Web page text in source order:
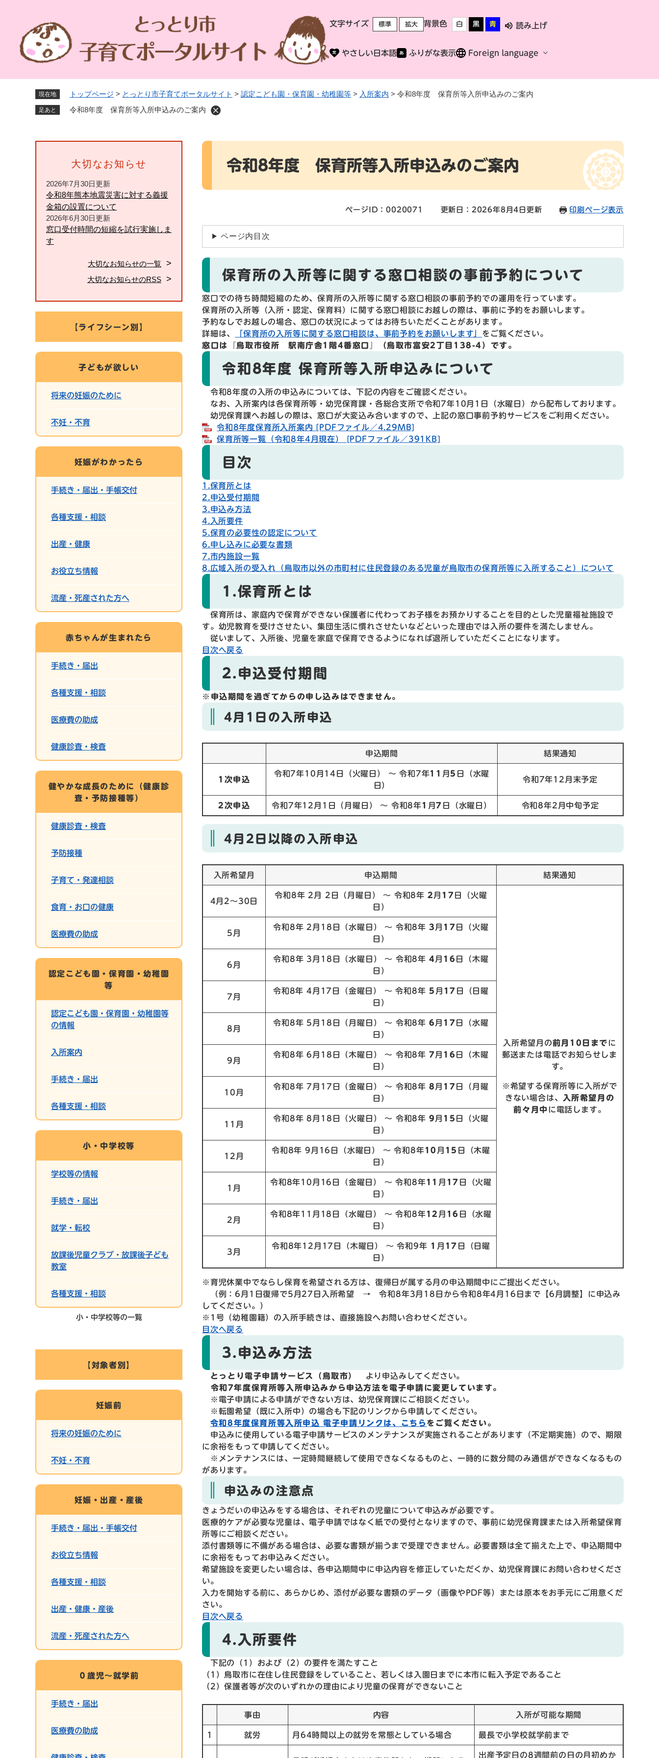
文字サイズ 標準 拡大 背景色 白 黒 青 読み上げ
やさしい日本語 ふりがな表示 Foreign language
現在地 トップページ > とっとり市子育てポータルサイト > 認定こども園・保育園・幼稚園等 > 入所案内 > 令和8年度 保育所等入所申込みのご案内
足あと 令和8年度 保育所等入所申込みのご案内
本
令和8年度 保育所等入所申込みのご案内
ページID：0020071 更新日：2026年8月4日更新 印刷ページ表示
ページ内目次
保育所の入所等に関する窓口相談の事前予約について
窓口での待ち時間短縮のため、保育所の入所等に関する窓口相談の事前予約での運用を行っています。
保育所の入所等（入所・認定、保育料）に関する窓口相談にお越しの際は、事前に予約をお願いします。
予約なしでお越しの場合、窓口の状況によってはお待ちいただくことがあります。
詳細は、
「保育所の入所等に関する窓口相談は、事前予約をお願いします」 をご覧ください。
窓口は『鳥取市役所 駅南庁舎1階4番窓口』（鳥取市富安2丁目138-4）です。
令和8年度 保育所等入所申込みについて
令和8年度の入所の申込みについては、下記の内容をご確認ください。
なお、入所案内は各保育所等・幼児保育課・各総合支所で令和7年10月1日（水曜日）から配布しております。
幼児保育課へお越しの際は、窓口が大変込み合いますので、上記の窓口事前予約サービスをご利用ください。
令和8年度保育所入所案内 [PDFファイル／4.29MB]
保育所等一覧（令和8年4月現在） [PDFファイル／391KB]
目次
1.保育所とは
2.申込受付期間
3.申込み方法
4.入所要件
5.保育の必要性の認定について
6.申し込みに必要な書類
7.市内施設一覧
8.広域入所の受入れ（鳥取市以外の市町村に住民登録のある児童が鳥取市の保育所等に入所すること）について
1.保育所とは
保育所は、家庭内で保育ができない保護者に代わってお子様をお預かりすることを目的とした児童福祉施設で
す。幼児教育を受けさせたい、集団生活に慣れさせたいなどといった理由では入所の要件を満たしません。
従いまして、入所後、児童を家庭で保育できるようになれば退所していただくことになります。
目次へ戻る
2.申込受付期間
※申込期間を過ぎてからの申し込みはできません。
4月1日の入所申込
申込期間 結果通知
1次申込
令和7年10月14日（火曜日） ～ 令和7年11 月 5 日（水曜
日）
令和7年12月末予定
2次申込 令和7年12月1日（月曜日） ～ 令和8年1 月7 日（水曜日） 令和8年2月中旬予定
4月2日以降の入所申込
入所希望月 申込期間 結果通知
4月2～30日
令和8年 2月 2日（月曜日） ～ 令和8年 2 月 17 日（火曜
日）
入所希望月の前月10日までに
郵送または電話でお知らせしま
す。
※希望する保育所等に入所がで
きない場合は、
入所希望月の
前々月中 に電話します。
5月
令和8年 2月18日（水曜日） ～ 令和8年 3 月 17 日（火曜
日）
6月
令和8年 3月18日（水曜日） ～ 令和8年 4月 16 日（木曜
日）
7月
令和8年 4月17日（金曜日） ～ 令和8年 5 月 17 日（日曜
日）
8月
令和8年 5月18日（月曜日） ～ 令和8年 6 月 17 日（水曜
日）
9月
令和8年 6月18日（木曜日） ～ 令和8年 7月 16 日（木曜
日）
10月
令和8年 7月17日（金曜日） ～ 令和8年 8 月 17 日（月曜
日）
11月
令和8年 8月18日（火曜日） ～ 令和8年 9 月 15 日（火曜
日）
12月
令和8年 9月16日（水曜日） ～ 令和8年10 月 15 日（木曜
日）
1月
令和8年10月16日（金曜日） ～ 令和8年11 月 17 日（火曜
日）
2月
令和8年11月18日（水曜日） ～ 令和8年12 月 16 日（水曜
日）
3月
令和8年12月17日（木曜日） ～ 令和9年 1 月 17 日（日曜
日）
※育児休業中でならし保育を希望される方は、復帰日が属する月の申込期間中にご提出ください。
（例：6月1日復帰で5月27日入所希望 → 令和8年3月18日から令和8年4月16日まで【6月調整】に申込み
してください。）
※1号（幼稚園籍）の入所手続きは、直接施設へお問い合わせください。
目次へ戻る
3.申込み方法
とっとり電子申請サービス（鳥取市） より申込みしてください。
令和7年度保育所等入所申込みから申込方法を電子申請に変更しています。
※電子申請による申請ができない方は、幼児保育課にご相談ください。
※転園希望（既に入所中）の場合も下記のリンクから申請してください。
令和8年度保育所等入所申込 電子申請リンクは、こちらをご覧ください。
申込みに使用している電子申請サービスのメンテナンスが実施されることがあります（不定期実施）ので、期限
に余裕をもって申請してください。
※メンテナンスには、一定時間継続して使用できなくなるものと、一時的に数分間のみ通信ができなくなるもの
があります。
申込みの注意点
きょうだいの申込みをする場合は、それぞれの児童について申込みが必要です。
医療的ケアが必要な児童は、電子申請ではなく紙での受付となりますので、事前に幼児保育課または入所希望保育
所等にご相談ください。
添付書類等に不備がある場合は、必要な書類が揃うまで受理できません。必要書類は全て揃えた上で、申込期間中
に余裕をもってお申込みください。
希望施設を変更したい場合は、各申込期間中に申込内容を修正していただくか、幼児保育課にお問い合わせくださ
い。
入力を開始する前に、あらかじめ、添付が必要な書類のデータ（画像やPDF等）または原本をお手元にご用意くだ
さい。
目次へ戻る
4.入所要件
下記の（1）および（2）の要件を満たすこと
（1）鳥取市に在住し住民登録をしていること、若しくは入園日までに本市に転入予定であること
（2）保護者等が次のいずれかの理由により児童の保育ができないこと
事由 内容 入所が可能な期間
1 就労 月64時間以上の就労を常態としている場合 最長で小学校就学前まで
出産予定日の8週間前の日の月初めか
大切なお知らせ
2026年7月30日更新
令和8年熊本地震災害に対する義援
金箱の設置について
2026年6月30日更新
窓口受付時間の短縮を試行実施しま
す
大切なお知らせの一覧
大切なお知らせのRSS
【ライフシーン別】
子どもが欲しい
将来の妊娠のために
不妊・不育
妊娠がわかったら
手続き・届出・手帳交付
各種支援・相談
出産・健康
お役立ち情報
流産・死産された方へ
赤ちゃんが生まれたら
手続き・届出
各種支援・相談
医療費の助成
健康診査・検査
健やかな成長のために（健康診
査・予防接種等）
健康診査・検査
予防接種
子育て・発達相談
食育・お口の健康
医療費の助成
認定こども園・保育園・幼稚園
等
認定こども園・保育園・幼稚園等
の情報
入所案内
手続き・届出
各種支援・相談
小・中学校等
学校等の情報
手続き・届出
就学・転校
放課後児童クラブ・放課後子ども
教室
各種支援・相談
小・中学校等の一覧
【対象者別】
妊娠前
将来の妊娠のために
不妊・不育
妊娠・出産・産後
手続き・届出・手帳交付
お役立ち情報
各種支援・相談
出産・健康・産後
流産・死産された方へ
０歳児～就学前
手続き・届出
医療費の助成